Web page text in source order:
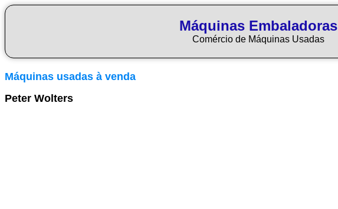
Máquinas Embaladoras
Comércio de Máquinas Usadas
Máquinas usadas à venda
Peter Wolters